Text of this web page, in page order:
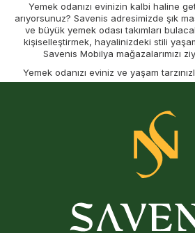
Yemek odanızı evinizin kalbi haline
arıyorsunuz? Savenis adresimizde şık
ve büyük yemek odası takımları
kişiselleştirmek, hayalinizdeki stili
Savenis Mobilya mağazalarımızı
Yemek odanızı eviniz ve yaşam
tasarlayabilirsiniz. Dingin bir öğle
sahip olmalıdır. Kendi tarzınızı
modellerine
Ortama Ferahlık Katacak
Odası
değerli anlarınızın yaşandığı
saatlerdeki sohbetler ve kahve
burada gerçekleşir. Seçtiğiniz mobilyalar